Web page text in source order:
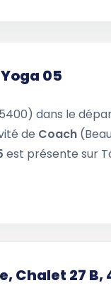
05
dans le
de Coach
est présente sur
Chalet 27